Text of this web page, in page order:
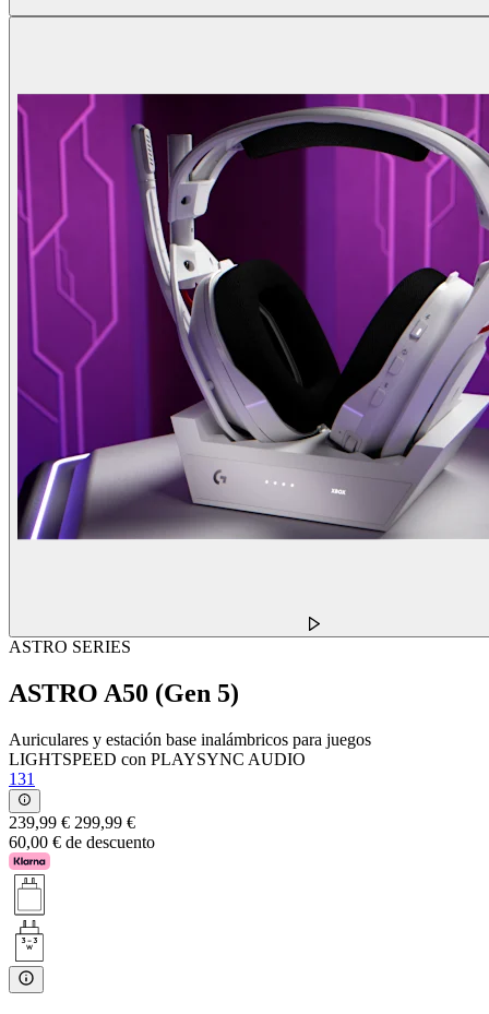
ASTRO SERIES
ASTRO A50 (Gen 5)
Auriculares y estación base inalámbricos para juegos
LIGHTSPEED con PLAYSYNC AUDIO
131
239,99 € 299,99 €
60,00 € de descuento